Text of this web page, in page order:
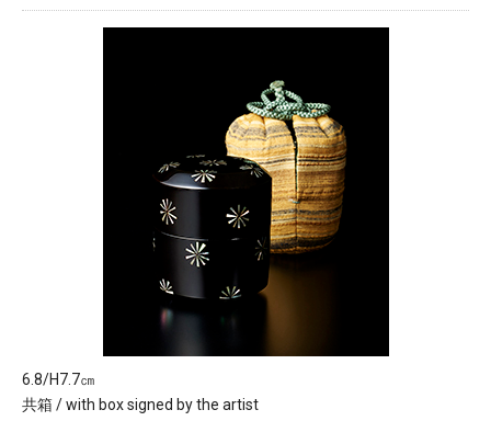
6.8/H7.7㎝
共箱 / with box signed by the artist